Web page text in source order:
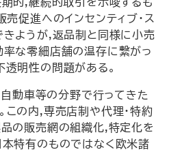
促進へのインセンティブ・ス
きようが,返品制と同様に小売
な零細店舗の温存に繋がっ
透明性の問題がある。
自動車等の分野で行ってきた
この内,専売店制や代理・特約
の販売網の組織化,特定化を
本特有のものではなく欧米諸